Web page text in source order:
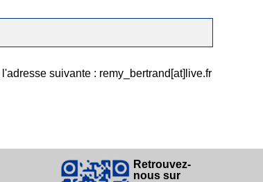
suivante : remy_bertrand[at]live.fr
Retrouvez-
nous sur